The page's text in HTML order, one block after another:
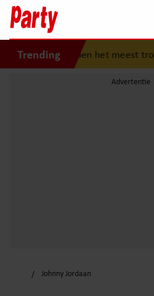
Trending
kinderen: “Ik ben het meest
Johnny Jordaan